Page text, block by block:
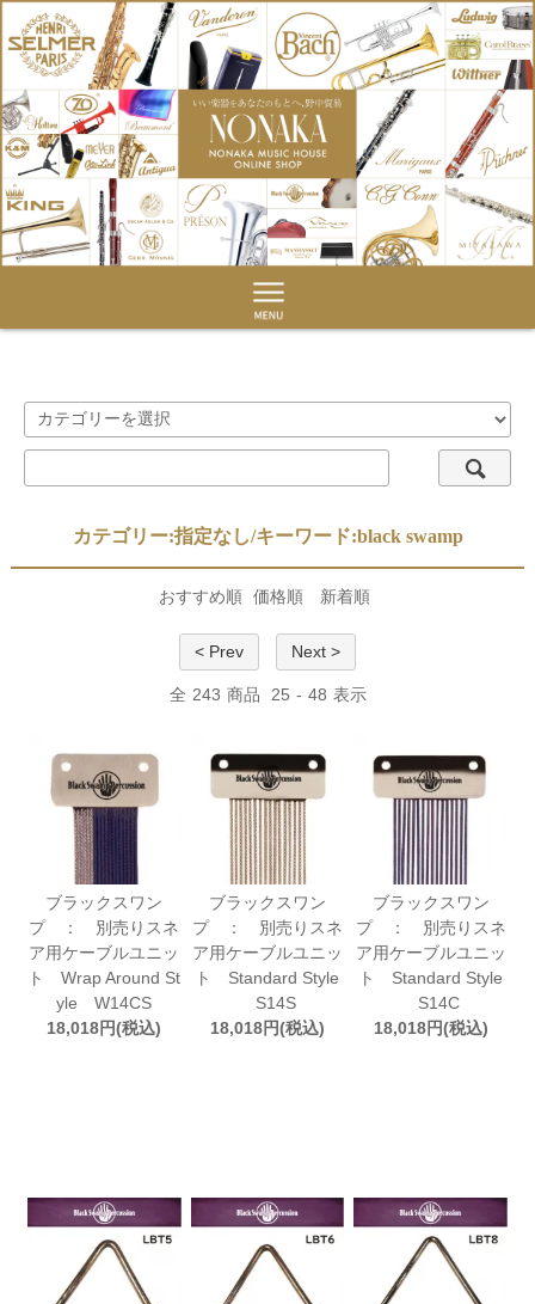
カテゴリー:指定なし/キーワード:black swamp
おすすめ順 価格順 新着順
< Prev Next >
全 243 商品 25 - 48 表示
ブラックスワン
プ ： 別売りスネ
ア用ケーブルユニッ
ト Wrap Around St
yle W14CS
18,018円(税込)
ブラックスワン
プ ： 別売りスネ
ア用ケーブルユニッ
ト Standard Style
S14S
18,018円(税込)
ブラックスワン
プ ： 別売りスネ
ア用ケーブルユニッ
ト Standard Style
S14C
18,018円(税込)